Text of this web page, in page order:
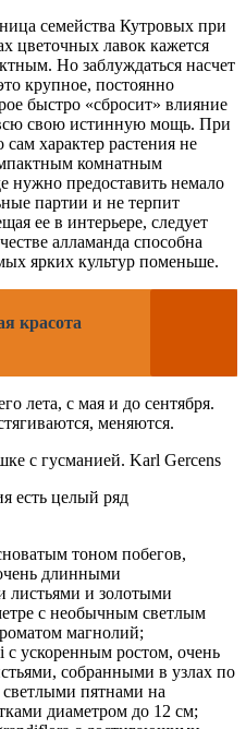
семейства Кутровых при
цветочных лавок кажется
Но заблуждаться насчет
крупное, постоянно
быстро «сбросит» влияние
свою истинную мощь. При
сам характер растения не
комнатным
нужно предоставить немало
партии и не терпит
ее в интерьере, следует
алламанда способна
ярких культур поменьше.
красота
лета, с мая и до сентября.
меняются.
с гусманией. Karl Gercens
есть целый ряд
тоном побегов,
длинными
листьями и золотыми
с необычным светлым
магнолий;
с ускоренным ростом, очень
собранными в узлах по
пятнами на
диаметром до 12 см;